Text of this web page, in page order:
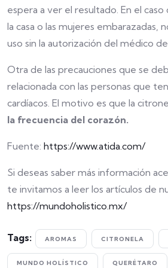
espera a ver el resultado. En el
la casa o las mujeres embarazadas,
uso sin la autorización del médico
Otra de las precauciones que se
relacionada con las personas que
cardíacos. El motivo es que la
la frecuencia del corazón.
Fuente: https://www.atida.com/
Si deseas saber más información
te invitamos a leer los artículos de
https://mundoholistico.mx/
Tags: AROMAS CITRONELA
MUNDO HOLÍSTICO QUERÉTARO